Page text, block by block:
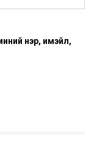
нэр, имэйл,